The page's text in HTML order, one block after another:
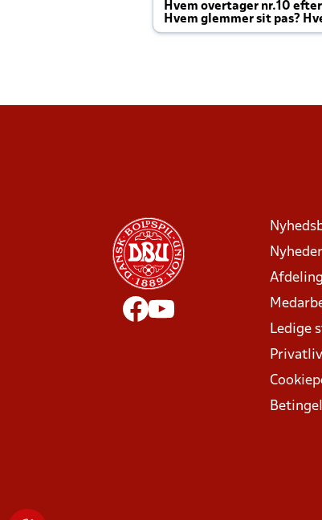
Hvem overtager nr.10
Hvem glemmer sit pas?
Joachim altid til efter
Nyheder
Ledige